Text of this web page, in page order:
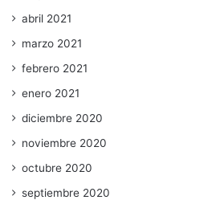
abril 2021
marzo 2021
febrero 2021
enero 2021
diciembre 2020
noviembre 2020
octubre 2020
septiembre 2020